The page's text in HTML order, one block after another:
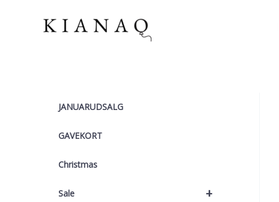
JANUARUDSALG
GAVEKORT
Christmas
+
Sale